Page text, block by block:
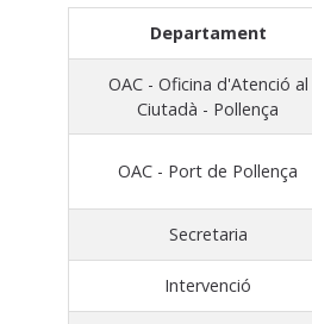
Departament
OAC - Oficina d'Atenció al
Ciutadà - Pollença
OAC - Port de Pollença
Secretaria
Intervenció